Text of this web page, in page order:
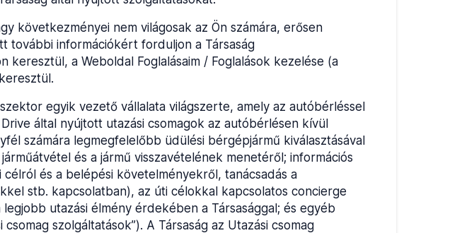
következményei nem világosak az Ön számára, erősen
további információkért forduljon a Társaság
a Weboldal Foglalásaim / Foglalások kezelése (a
egyik vezető vállalata világszerte, amely az autóbérléssel
által nyújtott utazási csomagok az autóbérlésen kívül
számára legmegfelelőbb üdülési bérgépjármű kiválasztásával
és a jármű visszavételének menetéről; információs
és a belépési követelményekről, tanácsadás a
stb. kapcsolatban), az úti célokkal kapcsolatos concierge
utazási élmény érdekében a Társasággal; és egyéb
szolgáltatások”). A Társaság az Utazási csomag